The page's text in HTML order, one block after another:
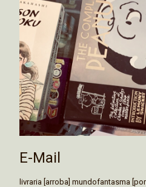
E-Mail
livraria [arroba] mundofantasma